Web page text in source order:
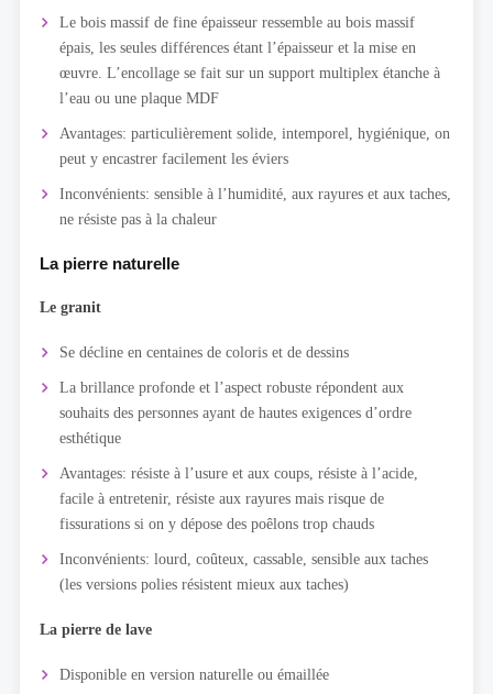
Le bois massif de fine épaisseur ressemble au bois massif
épais, les seules différences étant l’épaisseur et la mise en
œuvre. L’encollage se fait sur un support multiplex étanche à
l’eau ou une plaque MDF
Avantages: particulièrement solide, intemporel, hygiénique, on
peut y encastrer facilement les éviers
Inconvénients: sensible à l’humidité, aux rayures et aux taches,
ne résiste pas à la chaleur
La pierre naturelle
Le granit
Se décline en centaines de coloris et de dessins
La brillance profonde et l’aspect robuste répondent aux
souhaits des personnes ayant de hautes exigences d’ordre
esthétique
Avantages: résiste à l’usure et aux coups, résiste à l’acide,
facile à entretenir, résiste aux rayures mais risque de
fissurations si on y dépose des poêlons trop chauds
Inconvénients: lourd, coûteux, cassable, sensible aux taches
(les versions polies résistent mieux aux taches)
La pierre de lave
Disponible en version naturelle ou émaillée